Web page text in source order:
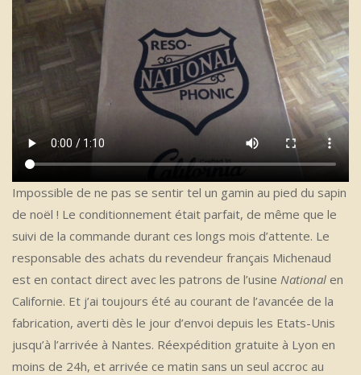
Impossible de ne pas se sentir tel un gamin au pied du sapin
de noël ! Le conditionnement était parfait, de même que le
suivi de la commande durant ces longs mois d’attente. Le
responsable des achats du revendeur français Michenaud
est en contact direct avec les patrons de l’usine National en
Californie. Et j’ai toujours été au courant de l’avancée de la
fabrication, averti dès le jour d’envoi depuis les Etats-Unis
jusqu’à l’arrivée à Nantes. Réexpédition gratuite à Lyon en
moins de 24h, et arrivée ce matin sans un seul accroc au